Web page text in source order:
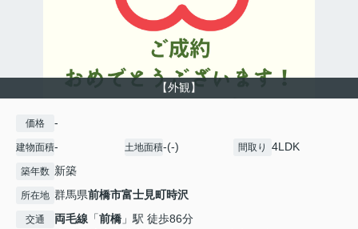
【外観】
価格 -
建物面積- 土地面積-(-) 間取り 4LDK
築年数 新築
所在地 群馬県前橋市富士見町時沢
交通 両毛線 「前橋 」駅 徒歩86分